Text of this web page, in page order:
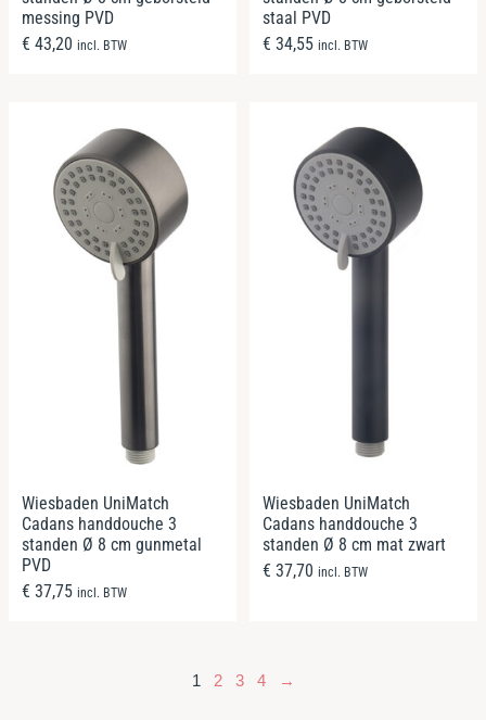
messing PVD
€ 43,20 incl. BTW
staal PVD
€ 34,55 incl. BTW
Wiesbaden UniMatch
Cadans handdouche 3
standen Ø 8 cm gunmetal
PVD
€ 37,75 incl. BTW
Wiesbaden UniMatch
Cadans handdouche 3
standen Ø 8 cm mat zwart
€ 37,70 incl. BTW
1 2 3 4 →